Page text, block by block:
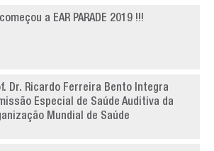
a EAR PARADE 2019 !!!
Dr. Ricardo Ferreira Bento Integra
Especial de Saúde Auditiva da
Mundial de Saúde